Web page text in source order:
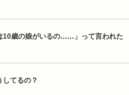
10歳の娘がいるの……」って言われた
てるの？